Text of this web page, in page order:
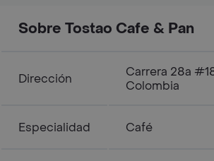
quienes buscan un café con cuerpo,
Sobre Tostao Cafe & Pan
Dirección
Carrera 28a
Colombia
Especialidad Café